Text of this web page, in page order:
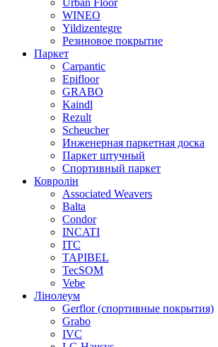
Urban Floor
WINEO
Yildizentegre
Резиновое покрытие
Паркет
Carpantic
Epifloor
GRABO
Kaindl
Rezult
Scheucher
Инженерная паркетная доска
Паркет штучный
Спортивный паркет
Ковролін
Associated Weavers
Balta
Condor
INCATI
ITC
TAPIBEL
TecSOM
Vebe
Лінолеум
Gerflor (спортивные покрытия)
Grabo
IVC